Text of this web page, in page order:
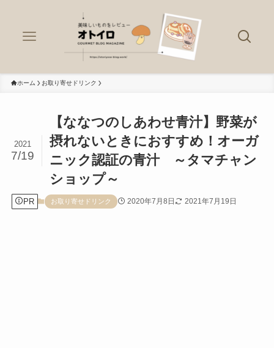
ホーム お取り寄せドリンク
【ななつのしあわせ青汁】野菜が
摂れないときにおすすめ！オーガ
ニック認証の青汁 ～タマチャン
ショップ～
2021
7/19
PR お取り寄せドリンク 2020年7月8日 2021年7月19日